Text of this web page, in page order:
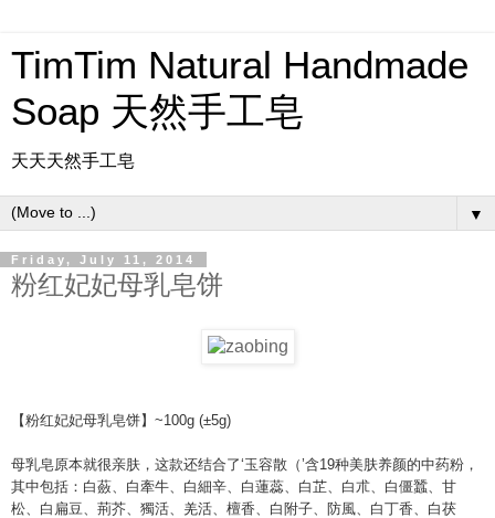
TimTim Natural Handmade
Soap 天然手工皂
天天天然手工皂
▼
Friday, July 11, 2014
粉红妃妃母乳皂饼
【粉红妃妃母乳皂饼】~100g (±5g)
母乳皂原本就很亲肤，这款还结合了‘玉容散（’含19种美肤养颜的中药粉，
其中包括：白蘞、白牽牛、白細辛、白蓮蕊、白芷、白朮、白僵蠶、甘
松、白扁豆、荊芥、獨活、 羌活、檀香、白附子、防風、白丁香、白茯